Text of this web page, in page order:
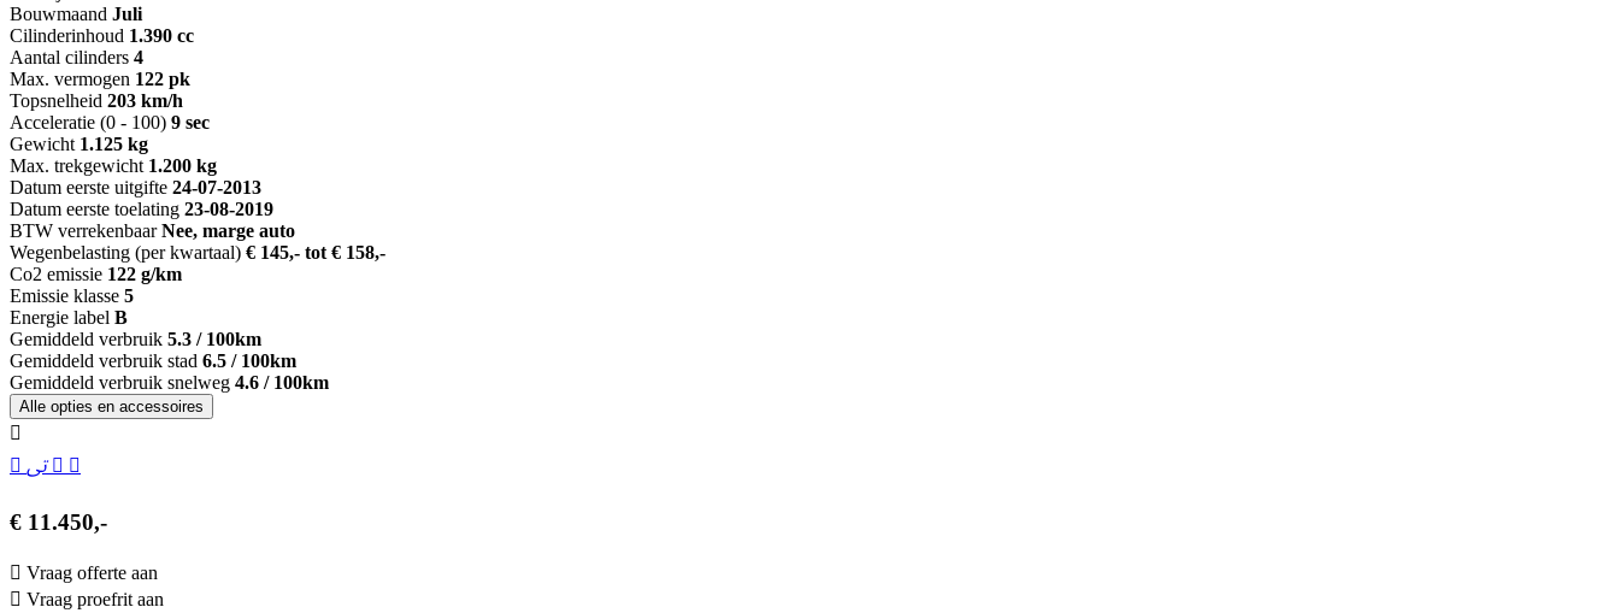
Bouwmaand Juli
Cilinderinhoud 1.390 cc
Aantal cilinders 4
Max. vermogen 122 pk
Topsnelheid 203 km/h
Acceleratie (0 - 100) 9 sec
Gewicht 1.125 kg
Max. trekgewicht 1.200 kg
Datum eerste uitgifte 24-07-2013
Datum eerste toelating 23-08-2019
BTW verrekenbaar Nee, marge auto
Wegenbelasting (per kwartaal) € 145,- tot € 158,-
Co2 emissie 122 g/km
Emissie klasse 5
Energie label B
Gemiddeld verbruik 5.3 / 100km
Gemiddeld verbruik stad 6.5 / 100km
Gemiddeld verbruik snelweg 4.6 / 100km
Alle opties en accessoires
€ 11.450,-
Vraag offerte aan
Vraag proefrit aan